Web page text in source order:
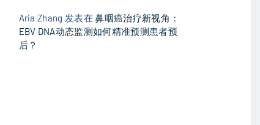
Aria Zhang 发表在 鼻咽癌治疗新视角：
EBV DNA动态监测如何精准预测患者预
后？